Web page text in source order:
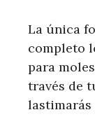
La única
completo
para
través de
lastimarás